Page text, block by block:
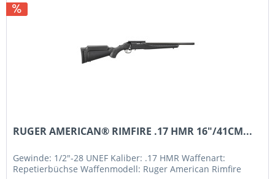
RUGER AMERICAN® RIMFIRE .17 HMR 16"/41CM...
Gewinde: 1/2"-28 UNEF Kaliber: .17 HMR Waffenart:
Repetierbüchse Waffenmodell: Ruger American Rimfire